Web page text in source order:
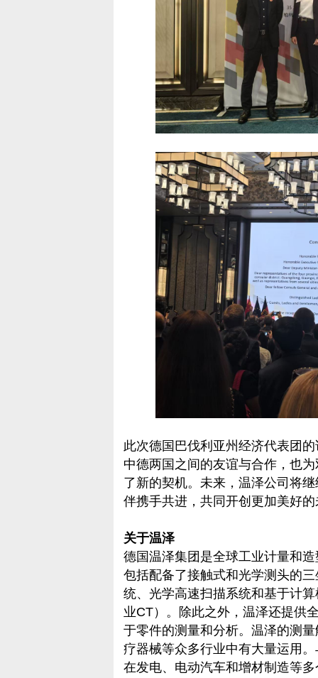
此次德国巴伐利亚州经济代表团
中德两国之间的友谊与合作，也
了新的契机。未来，温泽公司将
伴携手共进，共同开创更加美好
关于温泽
德国温泽集团是全球工业计量和
包括配备了接触式和光学测头的
统、光学高速扫描系统和基于计
业CT）。除此之外，温泽还提供
于零件的测量和分析。温泽的测
疗器械等众多行业中有大量运用
在发电、电动汽车和增材制造等